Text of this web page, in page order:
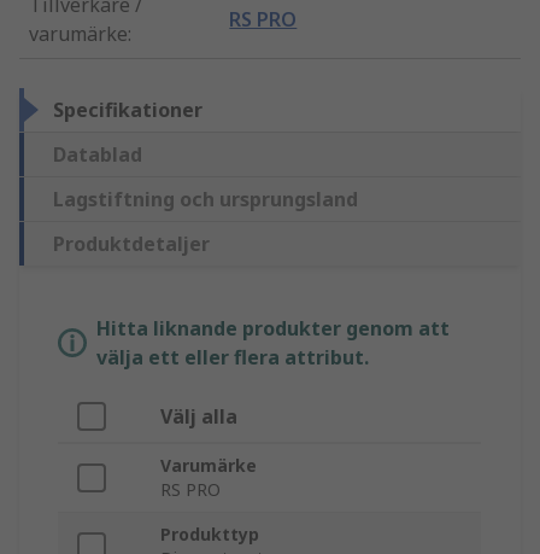
Tillverkare /
varumärke:
RS PRO
Specifikationer
Datablad
Lagstiftning och ursprungsland
Produktdetaljer
Hitta liknande produkter genom att
välja ett eller flera attribut.
Välj alla
Varumärke
RS PRO
Produkttyp